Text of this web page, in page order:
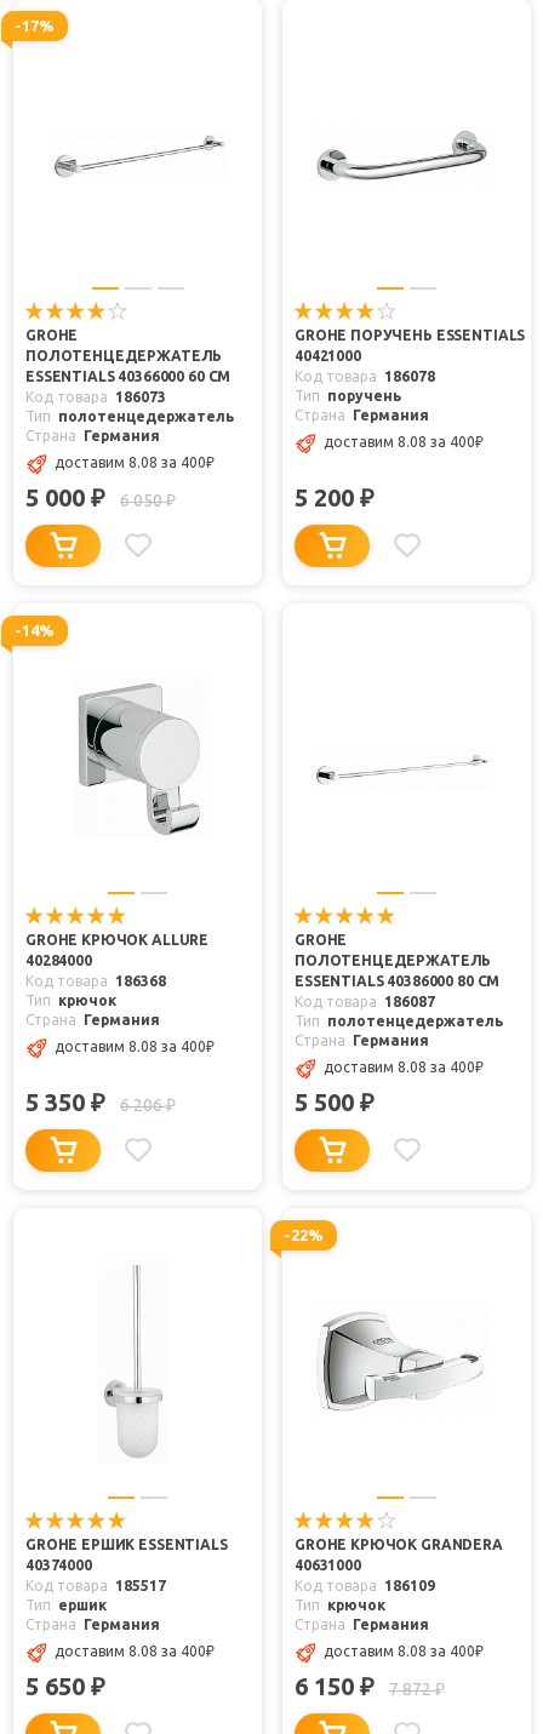
-17%
GROHE
ПОЛОТЕНЦЕДЕРЖАТЕЛЬ
ESSENTIALS 40366000 60 СМ
Код товара
186073
Тип
полотенцедержатель
Страна
Германия
доставим 8.08 за 400₽
5 000 ₽ 6 050₽
GROHE ПОРУЧЕНЬ ESSENTIALS
40421000
Код товара
186078
Тип
поручень
Страна
Германия
доставим 8.08 за 400₽
5 200 ₽
-14%
GROHE КРЮЧОК ALLURE
40284000
Код товара
186368
Тип
крючок
Страна
Германия
доставим 8.08 за 400₽
5 350 ₽ 6 206₽
GROHE
ПОЛОТЕНЦЕДЕРЖАТЕЛЬ
ESSENTIALS 40386000 80 СМ
Код товара
186087
Тип
полотенцедержатель
Страна
Германия
доставим 8.08 за 400₽
5 500 ₽
GROHE ЕРШИК ESSENTIALS
40374000
Код товара
185517
Тип
ершик
Страна
Германия
доставим 8.08 за 400₽
5 650 ₽
-22%
GROHE КРЮЧОК GRANDERA
40631000
Код товара
186109
Тип
крючок
Страна
Германия
доставим 8.08 за 400₽
6 150 ₽ 7 872₽